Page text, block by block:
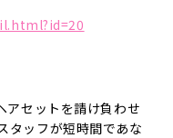
アセットを請け負わせ
タッフが短時間であな